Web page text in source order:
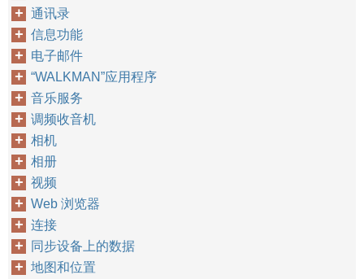
通讯录
信息功能
电子邮件
“WALKMAN”应用程序
音乐服务
调频收音机
相机
相册
视频
Web 浏览器
连接
同步设备上的数据
地图和位置